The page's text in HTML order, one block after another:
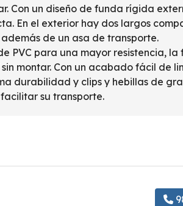
Con un diseño de funda rígida
En el exterior hay dos largos
de un asa de transporte.
para una mayor resistencia,
montar. Con un acabado fácil de
durabilidad y clips y hebillas de
su transporte.